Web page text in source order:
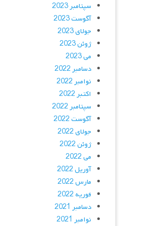
سپتامبر 2023
آگوست 2023
جولای 2023
ژوئن 2023
می 2023
دسامبر 2022
نوامبر 2022
اکتبر 2022
سپتامبر 2022
آگوست 2022
جولای 2022
ژوئن 2022
می 2022
آوریل 2022
مارس 2022
فوریه 2022
دسامبر 2021
نوامبر 2021